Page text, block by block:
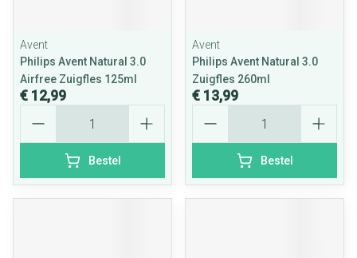
Avent
Philips Avent Natural 3.0
Airfree Zuigfles 125ml
€ 12,99
Bestel
Avent
Philips Avent Natural 3.0
Zuigfles 260ml
€ 13,99
Bestel